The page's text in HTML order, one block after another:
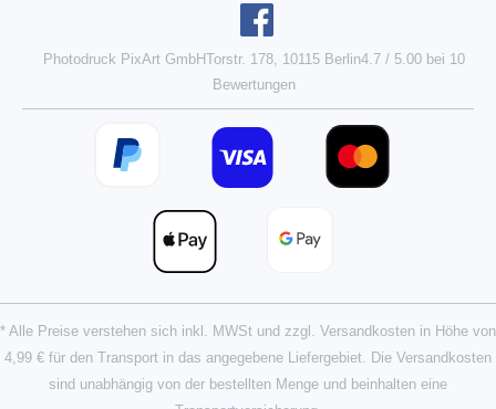
Photodruck PixArt GmbHTorstr. 178, 10115 Berlin4.7/ 5.00bei 10
Bewertungen
* Alle Preise verstehen sich inkl. MWSt und zzgl. Versandkosten in Höhe von
4,99 € für den Transport in das angegebene Liefergebiet. Die Versandkosten
sind unabhängig von der bestellten Menge und beinhalten eine